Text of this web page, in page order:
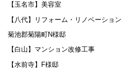
【玉名市】美容室
【八代】リフォーム・リノベーション
菊池郡菊陽町N様邸
【白山】マンション改修工事
【水前寺】F様邸